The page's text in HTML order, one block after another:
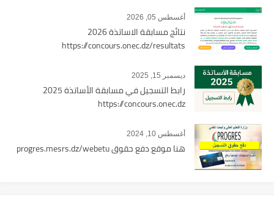
أغسطس 05, 2026
نتائج مسابقة الاساتذة 2026
https://concours.onec.dz/resultats
ديسمبر 15, 2025
رابط التسجيل في مسابقة الأساتذة 2025
https://concours.onec.dz
أغسطس 10, 2024
هنا موقع دفع حقوق progres.mesrs.dz/webetu